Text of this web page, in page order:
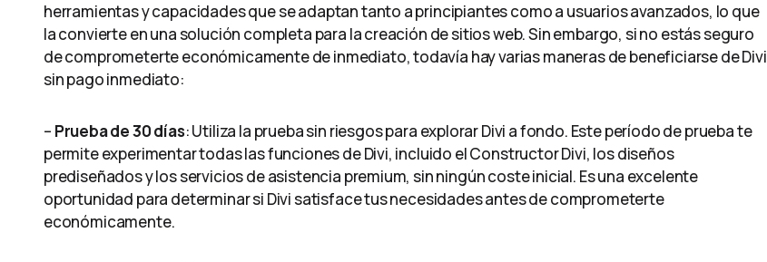
herramientas y capacidades que se adaptan tanto a principiantes como a usuarios avanzados, lo que
la convierte en una solución completa para la creación de sitios web. Sin embargo, si no estás seguro
de comprometerte económicamente de inmediato, todavía hay varias maneras de beneficiarse de Divi
sin pago inmediato:
– Prueba de 30 días: Utiliza la prueba sin riesgos para explorar Divi a fondo. Este período de prueba te
permite experimentar todas las funciones de Divi, incluido el Constructor Divi, los diseños
prediseñados y los servicios de asistencia premium, sin ningún coste inicial. Es una excelente
oportunidad para determinar si Divi satisface tus necesidades antes de comprometerte
económicamente.